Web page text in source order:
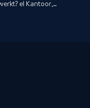
el Kantoor,